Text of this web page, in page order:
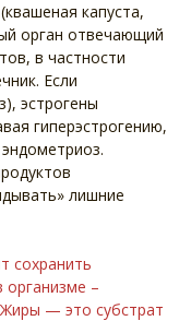
(квашеная капуста,
орган отвечающий
в частности
Если
эстрогены
гиперэстрогению,
лишние
сохранить
–
— это субстрат